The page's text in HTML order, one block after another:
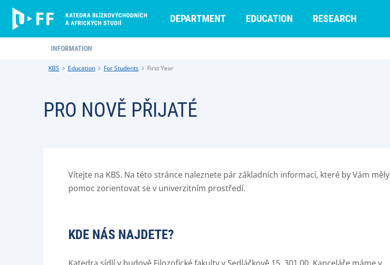
DEPARTMENT EDUCATION RESEARCH
INFORMATION
KBS Education For Students First Year
PRO NOVĚ PŘIJATÉ
Vítejte na KBS. Na této stránce naleznete pár základních informací, které by Vám měly
pomoc zorientovat se v univerzitním prostředí.
KDE NÁS NAJDETE?